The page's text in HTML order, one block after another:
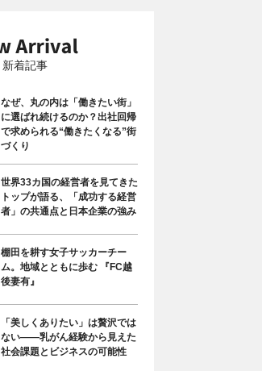
新着記事
なぜ、丸の内は「働きたい街」
に選ばれ続けるのか？出社回帰
で求められる“働きたくなる”街
づくり
世界33カ国の経営者を見てきた
トップが語る、「成功する経営
者」の共通点と日本企業の強み
棚田を耕す女子サッカーチー
ム。地域とともに歩む 『FC越
後妻有』
「美しくありたい」は贅沢では
ない――乳がん経験から見えた
社会課題とビジネスの可能性